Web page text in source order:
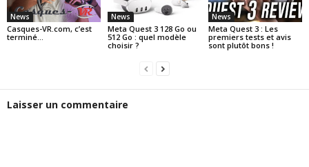
News
Casques-VR.com, c’est
terminé…
News
Meta Quest 3 128 Go ou
512 Go : quel modèle
choisir ?
News
Meta Quest 3 : Les
premiers tests et avis
sont plutôt bons !
Laisser un commentaire